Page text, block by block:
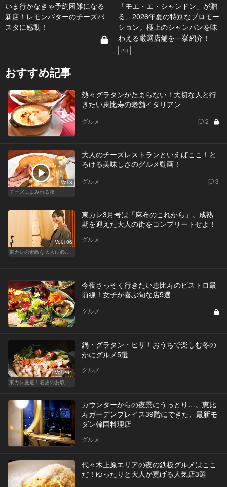
いま行かなきゃ予約困難になる
新店！レモンバターのチーズパ
スタに感動！
「モエ・エ・シャンドン」が贈
る、2026年夏の特別なプロモー
ション。極上のシャンパンを味
わえる厳選店舗を一挙紹介！
PR
おすすめ記事
熱々グラタンがたまらない！大切な人と行
きたい恵比寿の老舗イタリアン
グルメ 2
Vol.8
チーズにまみれる夜
大人のチーズレストランといえばここ！と
ろける美味しさのグルメ動画！
グルメ 3
Vol.106
東カレの素敵な大人に必要なこと
東カレ3月号は「麻布のこれから」。成熟
期を迎えた大人の街をコンプリートせよ！
グルメ
今夜さっそく行きたい恵比寿のビストロ最
前線！女子が喜ぶ旬な店5選
グルメ
Vol.264
東カレ厳選！名店のお取り寄せ特集
鍋・グラタン・ピザ！おうちで楽しむ冬の
かにグルメ5選
グルメ
カウンターからの夜景にうっとり…。恵比
寿ガーデンプレイス39階にできた、最新モ
ダン韓国料理店
グルメ
代々木上原エリアの夜の鉄板グルメはここ
だ！ゆったりと大人が寛げる人気店3選